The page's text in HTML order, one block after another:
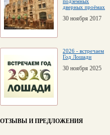
дверных проёмах
30 ноября 2017
2026 - встречаем
Год Лошади
30 ноября 2025
ОТЗЫВЫ И ПРЕДЛОЖЕНИЯ